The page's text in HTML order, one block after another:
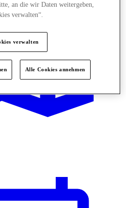
an die wir Daten weitergeben,
verwalten“.
verwalten
Alle Cookies annehmen